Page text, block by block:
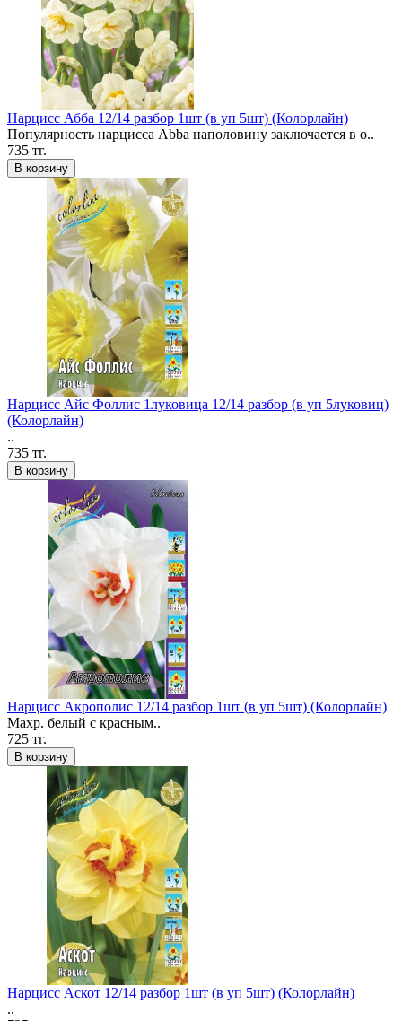
Нарцисс Абба 12/14 разбор 1шт (в уп 5шт) (Колорлайн)
Популярность нарцисса Abba наполовину заключается в о..
735 тг.
В корзину
Нарцисс Айс Фоллис 1луковица 12/14 разбор (в уп 5луковиц)
(Колорлайн)
..
735 тг.
В корзину
Нарцисс Акрополис 12/14 разбор 1шт (в уп 5шт) (Колорлайн)
Махр. белый с красным..
725 тг.
В корзину
Нарцисс Аскот 12/14 разбор 1шт (в уп 5шт) (Колорлайн)
..